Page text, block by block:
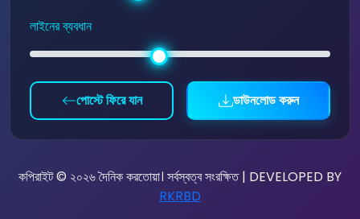
লাইনের ব্যবধান
পোস্টে ফিরে যান ডাউনলোড করুন
কপিরাইট © ২০২৬ দৈনিক করতোয়া। সর্বস্বত্ব সংরক্ষিত | DEVELOPED BY
RKRBD